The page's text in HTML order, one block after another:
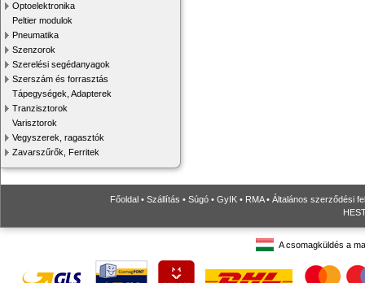
Optoelektronika
Peltier modulok
Pneumatika
Szenzorok
Szerelési segédanyagok
Szerszám és forrasztás
Tápegységek, Adapterek
Tranzisztorok
Varisztorok
Vegyszerek, ragasztók
Zavarszűrők, Ferritek
Főoldal • Szállítás • Súgó • GyIK • RMA• Általános szerződési
A csomagküldés a